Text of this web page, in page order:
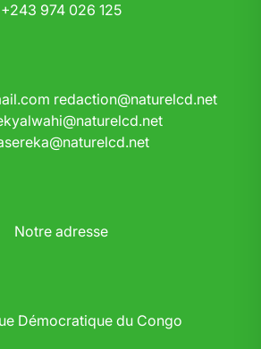
+243 974 026 125
redaction@naturelcd.net
Notre adresse
Démocratique du Congo